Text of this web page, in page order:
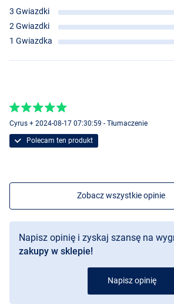
Red Bug
3 Gwiazdki
2 Gwiazdki
1 Gwiazdka
Cyrus + 2024-08-17 07:30:59 - Tłumaczenie
Polecam ten produkt
Zobacz wszystkie opinie
Napisz opinię i zyskaj szansę na
zakupy w sklepie!
Napisz opinię